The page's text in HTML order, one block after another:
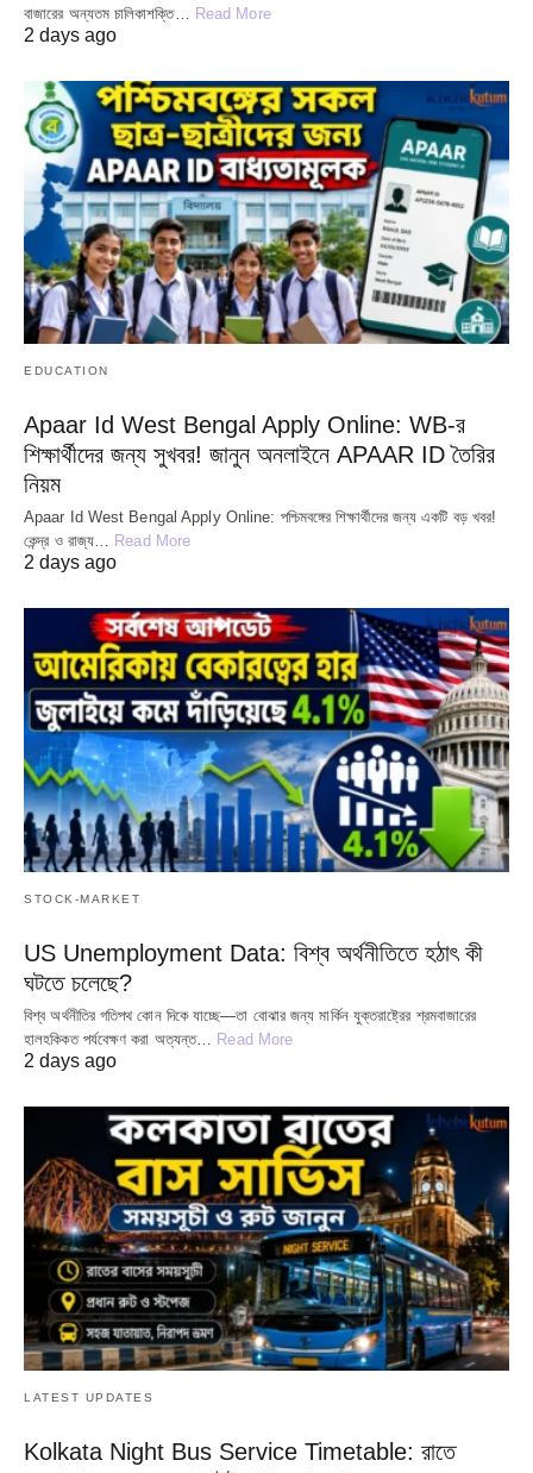
বাজারের অন্যতম চালিকাশক্তি…
Read More
2 days ago
EDUCATION
Apaar Id West Bengal Apply Online: WB-র
শিক্ষার্থীদের জন্য সুখবর! জানুন অনলাইনে APAAR ID তৈরির
নিয়ম
Apaar Id West Bengal Apply Online: পশ্চিমবঙ্গের শিক্ষার্থীদের জন্য একটি বড় খবর!
কেন্দ্র ও রাজ্য… Read More
2 days ago
STOCK-MARKET
US Unemployment Data: বিশ্ব অর্থনীতিতে হঠাৎ কী
ঘটতে চলেছে?
বিশ্ব অর্থনীতির গতিপথ কোন দিকে যাচ্ছে—তা বোঝার জন্য মার্কিন যুক্তরাষ্ট্রের শ্রমবাজারের
হালহকিকত পর্যবেক্ষণ করা অত্যন্ত… Read More
2 days ago
LATEST UPDATES
Kolkata Night Bus Service Timetable: রাতে